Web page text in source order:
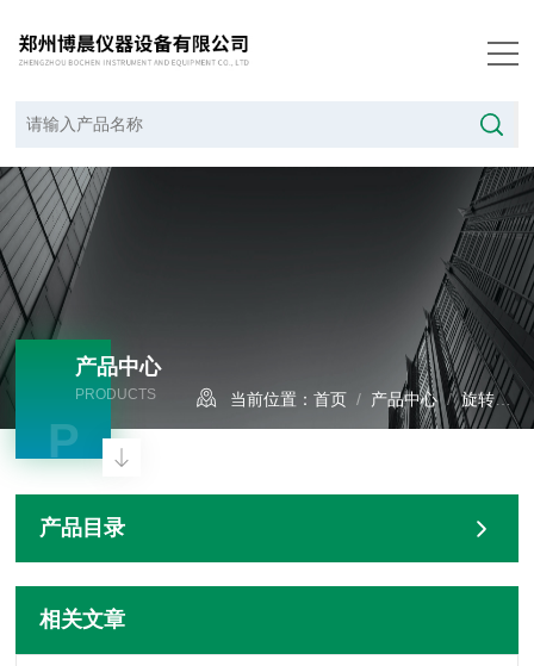
产品中心
PRODUCTS
P
当前位置：首页 / 产品中心/旋转蒸发器系列
产品目录
相关文章